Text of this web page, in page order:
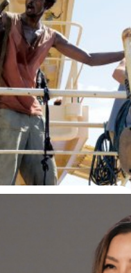
าชิงรางวัลออสกา
‘Captain Phillips’
เหรียญ
สดงชาวอเมริกันเชื้อสาย
ร์ ได้รับค่าตัวเพียง 65,000
'Captain Phillips'
อเจ๊ทะลุมัลติเวิร์ส’ ที่